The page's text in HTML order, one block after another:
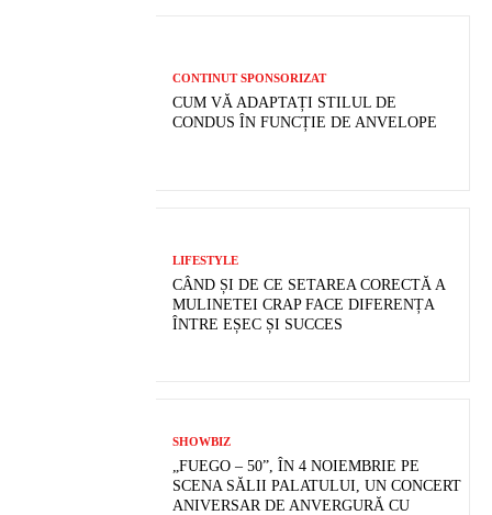
CONTINUT SPONSORIZAT
CUM VĂ ADAPTAȚI STILUL DE
CONDUS ÎN FUNCȚIE DE ANVELOPE
LIFESTYLE
CÂND ȘI DE CE SETAREA CORECTĂ A
MULINETEI CRAP FACE DIFERENȚA
ÎNTRE EȘEC ȘI SUCCES
SHOWBIZ
„FUEGO – 50”, ÎN 4 NOIEMBRIE PE
SCENA SĂLII PALATULUI, UN CONCERT
ANIVERSAR DE ANVERGURĂ CU